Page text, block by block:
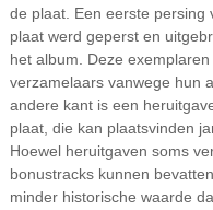
de plaat. Een eerste persing
plaat werd geperst en
het album. Deze
verzamelaars vanwege hun
andere kant is een
plaat, die kan plaatsvinden
Hoewel heruitgaven soms
bonustracks kunnen
minder historische waarde